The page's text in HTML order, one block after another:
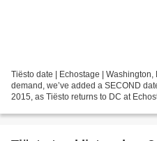
Tiësto date | Echostage |
demand, we’ve added a SECOND
2015, as Tiësto returns to DC at